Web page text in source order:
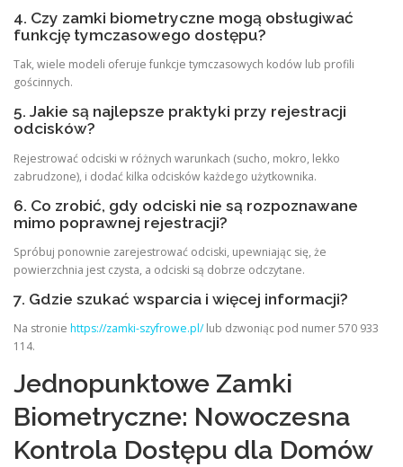
4. Czy zamki biometryczne mogą obsługiwać
funkcję tymczasowego dostępu?
Tak, wiele modeli oferuje funkcje tymczasowych kodów lub profili
gościnnych.
5. Jakie są najlepsze praktyki przy rejestracji
odcisków?
Rejestrować odciski w różnych warunkach (sucho, mokro, lekko
zabrudzone), i dodać kilka odcisków każdego użytkownika.
6. Co zrobić, gdy odciski nie są rozpoznawane
mimo poprawnej rejestracji?
Spróbuj ponownie zarejestrować odciski, upewniając się, że
powierzchnia jest czysta, a odciski są dobrze odczytane.
7. Gdzie szukać wsparcia i więcej informacji?
Na stronie https://zamki-szyfrowe.pl/lub dzwoniąc pod numer 570 933
114.
Jednopunktowe Zamki
Biometryczne: Nowoczesna
Kontrola Dostępu dla Domów